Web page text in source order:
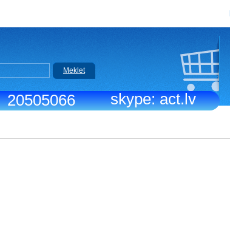
20505066 skype: act.lv
Meklet